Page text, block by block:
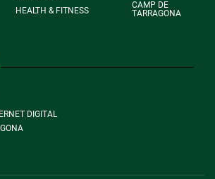
HEALTH & FITNESS
CAMP DE
TARRAGONA
DIGITAL